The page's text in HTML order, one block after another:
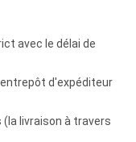
avec le délai de
d'expéditeur
livraison à travers